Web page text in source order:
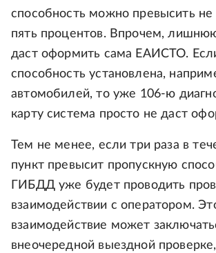
способность можно превысить
пять процентов. Впрочем,
даст оформить сама ЕАИСТО.
способность установлена,
автомобилей, то уже 106-ю
карту система просто не даст
Тем не менее, если три раза в
пункт превысит пропускную
ГИБДД уже будет проводить
взаимодействии с оператором.
взаимодействие может
внеочередной выездной